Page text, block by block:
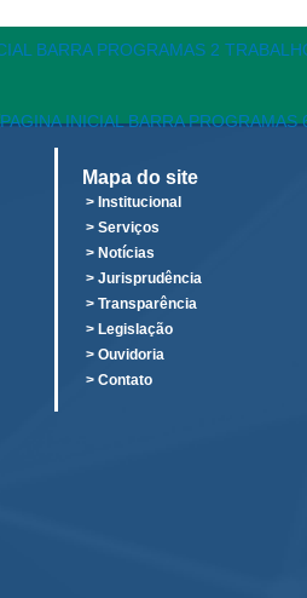
Mapa do site
> Institucional
> Serviços
> Notícias
> Jurisprudência
> Transparência
> Legislação
> Ouvidoria
> Contato